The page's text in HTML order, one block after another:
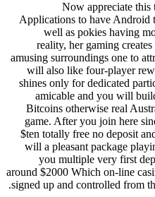
Now appreciate
Applications to have Android
well as pokies having
reality, her gaming
amusing surroundings one to
will also like four-player
shines only for dedicated
amicable and you will
Bitcoins otherwise real
game. After you join here
$ten totally free no deposit
will a pleasant package
you multiple very first
around $2000 Which on-line
signed up and controlled from